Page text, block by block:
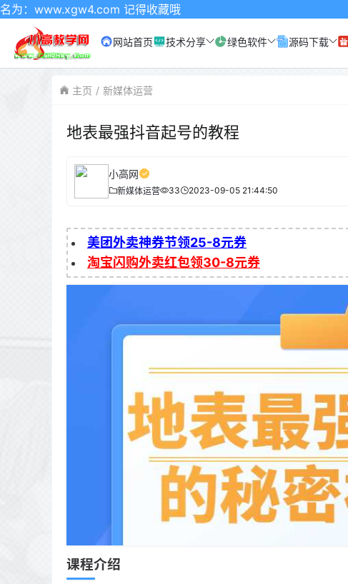
记得收藏哦
网站首页 技术分享 绿色软件 源码下载
主页 新媒体运营
地表最强抖音起号的教程
小高网
新媒体运营 33 2023-09-05 21:44:50
美团外卖神券节领25-8元券
淘宝闪购外卖红包领30-8元券
课程介绍